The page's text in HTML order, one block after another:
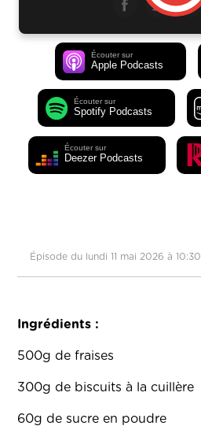
Écouter sur
Apple Podcasts
Écouter sur
Spotify Podcasts
Écouter sur
Deezer Podcasts
Épisode du lundi 11 mai 2026 à 10:30
Ingrédients :
500g de fraises
300g de biscuits à la cuillère
60g de sucre en poudre